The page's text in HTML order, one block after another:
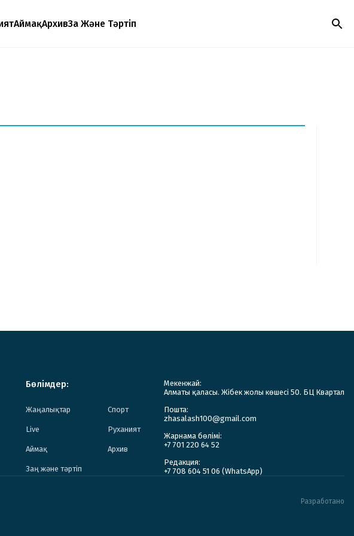
АймақАрхивЗаң Және Тәртіп
Бөлімдер:
Жаңалықтар Спорт
Live Руханият
Аймақ Архив
Заң және тәртіп
Мекенжай:
Алматы қаласы. Жібек жолы көшесі 50. БЦ Квартал
Пошта:
zhasalash100@gmail.com
Жарнама бөлімі:
+7 701 220 64 52
Редакция:
+7 708 604 51 06 (WhatsApp)
Разработано